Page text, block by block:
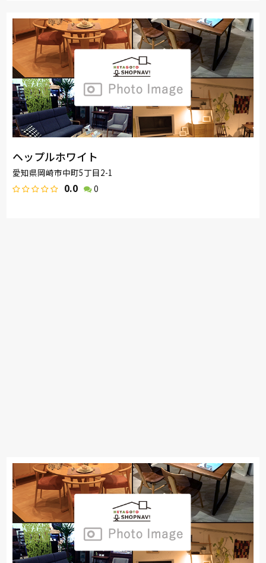
ヘップルホワイト
愛知県岡崎市中町5丁目2-1
0.0 0